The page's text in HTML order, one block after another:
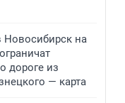
Новосибирск на
дороге из
— карта